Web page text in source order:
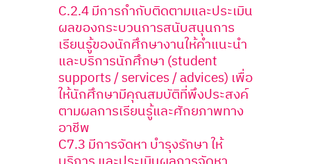
C.2.4 มีการกำกับติดตามและประเมิน
ผลของกระบวนการสนับสนุนการ
เรียนรู้ของนักศึกษางานให้คำแนะนำ
และบริการนักศึกษา (student
supports / services / advices) เพื่อ
ให้นักศึกษามีคุณสมบัติที่พึงประสงค์
ตามผลการเรียนรู้และศักยภาพทาง
อาชีพ
C7.3 มีการจัดหา บำรุงรักษา ให้